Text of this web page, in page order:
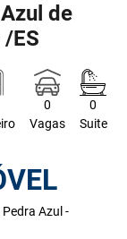
de
ES
0
Vagas
0
Suite
Azul -